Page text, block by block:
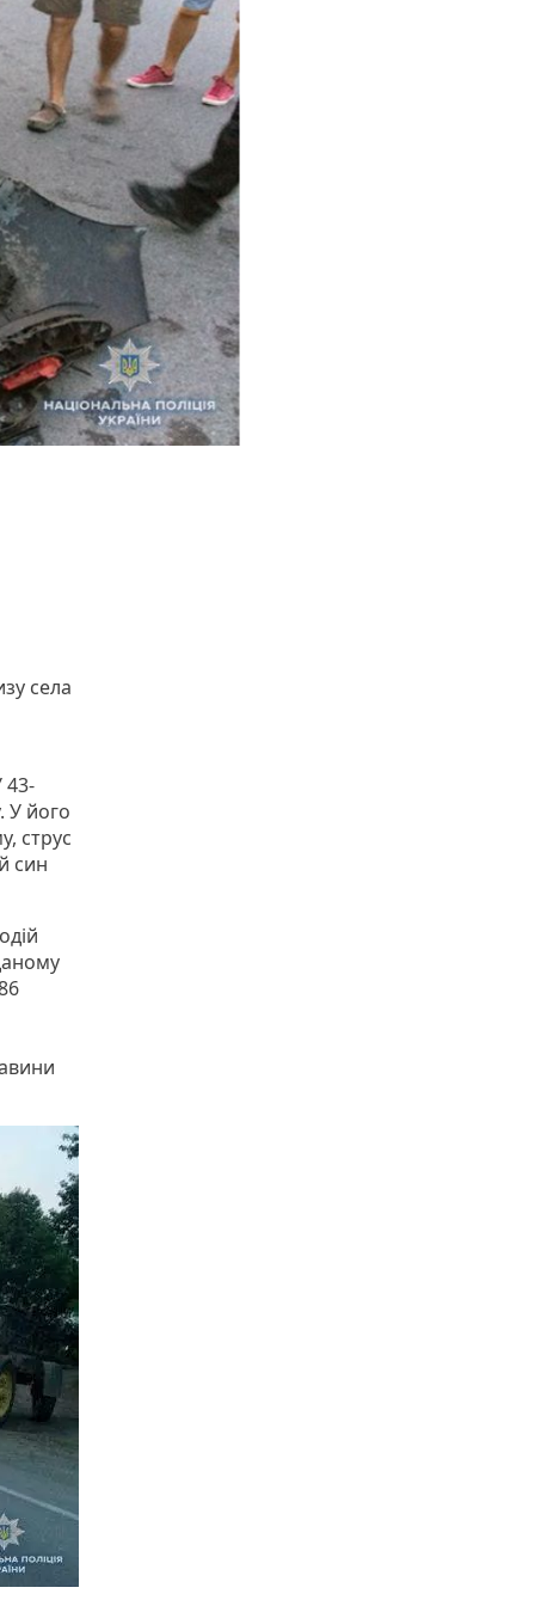
села
43-
У його
струс
син